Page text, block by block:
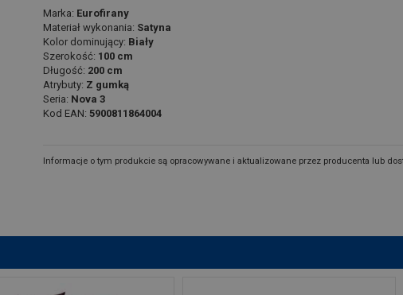
Marka: Eurofirany
Materiał wykonania: Satyna
Kolor dominujący: Biały
Szerokość: 100 cm
Długość: 200 cm
Atrybuty: Z gumką
Seria: Nova 3
Kod EAN: 5900811864004
Informacje o tym produkcie są opracowywane i aktualizowane przez producenta lub